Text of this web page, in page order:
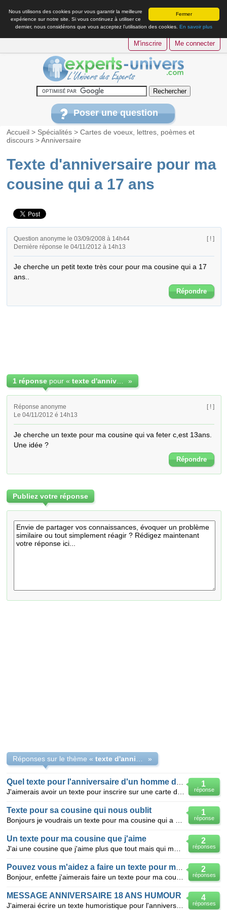
Fermer
Nous utilisons des cookies pour vous garantir la meilleure
expérience sur notre site. Si vous continuez à utiliser ce
dernier, nous considérons que vous acceptez l’utilisation des cookies. En savoir plus
M'inscrire Me connecter
Poser une question
Accueil > Spécialités >Cartes de voeux, lettres, poèmes et
discours >Anniversaire
Texte d'anniversaire pour ma
cousine qui a 17 ans
Question anonyme le 03/09/2008 à 14h44
Dernière réponse le 04/11/2012 à 14h13
[ ! ]
Je cherche un petit texte très cour pour ma cousine qui a 17
ans..
Répondre
1 réponse pour « »
Réponse anonyme
Le 04/11/2012 é 14h13
[ ! ]
Je cherche un texte pour ma cousine qui va feter c,est 13ans.
Une idée ?
Répondre
Publiez votre réponse
Réponses sur le thème « »
1
réponse
1
réponse
Texte pour sa cousine qui nous oublit
2
réponses
Un texte pour ma cousine que j'aime
2
réponses
4
réponses
MESSAGE ANNIVERSAIRE 18 ANS HUMOUR